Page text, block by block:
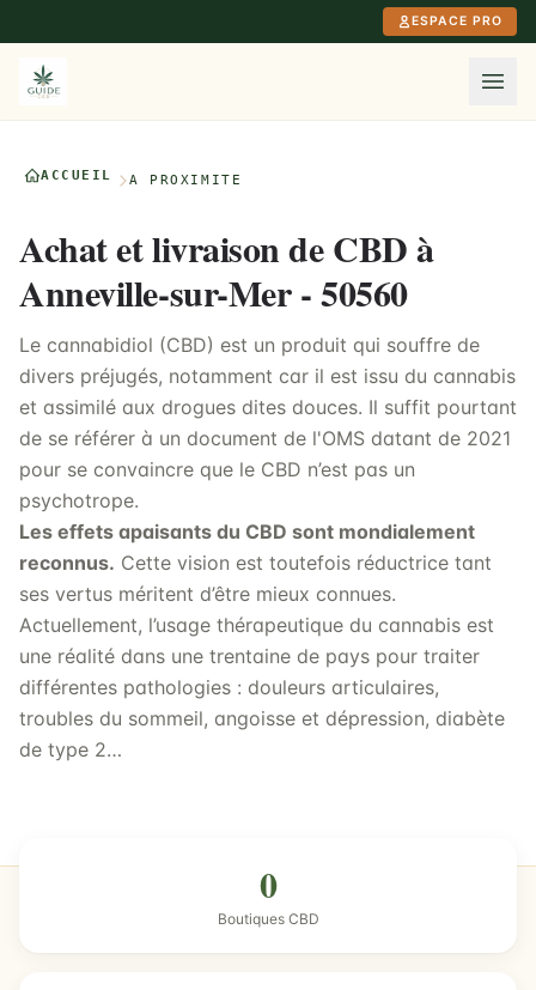
ESPACE PRO
ACCUEIL À PROXIMITÉ
Achat et livraison de CBD à
Anneville-sur-Mer - 50560
Le cannabidiol (CBD) est un produit qui souffre de
divers préjugés, notamment car il est issu du cannabis
et assimilé aux drogues dites douces. Il suffit pourtant
de se référer à un document de l'OMS datant de 2021
pour se convaincre que le CBD n’est pas un
psychotrope.
Les effets apaisants du CBD sont mondialement
reconnus. Cette vision est toutefois réductrice tant
ses vertus méritent d’être mieux connues.
Actuellement, l’usage thérapeutique du cannabis est
une réalité dans une trentaine de pays pour traiter
différentes pathologies : douleurs articulaires,
troubles du sommeil, angoisse et dépression, diabète
de type 2…
0
Boutiques CBD